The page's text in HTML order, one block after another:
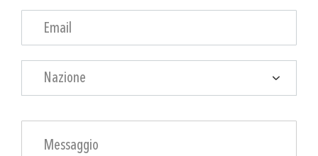
Nazione